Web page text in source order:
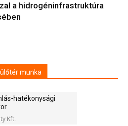
a hidrogéninfrastruktúra
munka
hatékonysági
Kft.